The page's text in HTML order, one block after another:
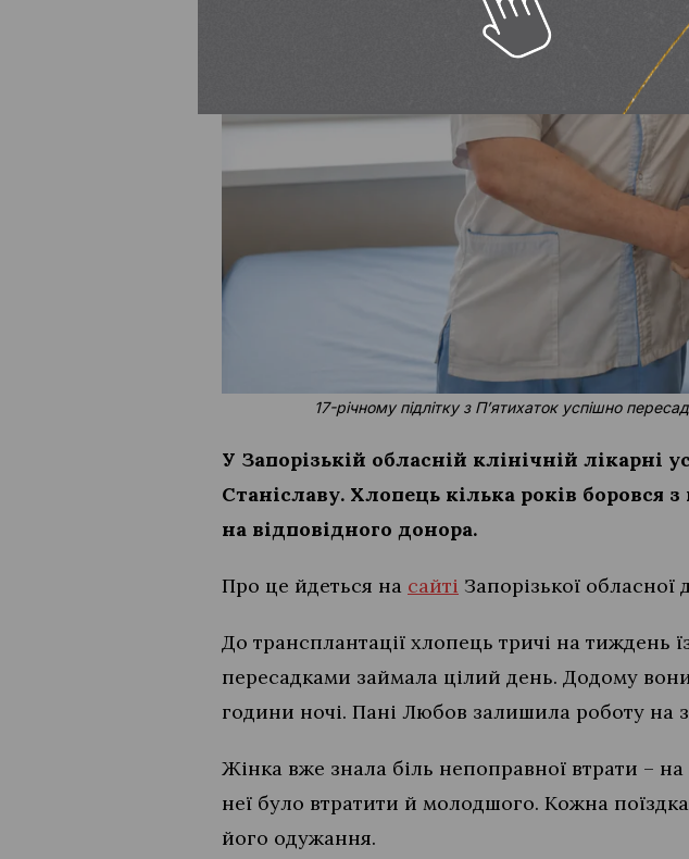
17-річному підлітку з Пʼятихаток успішно
У Запорізькій обласній клінічній
Станіславу. Хлопець кілька років боровся
на відповідного донора.
Про це йдеться на сайті Запорізької обласної
До трансплантації хлопець тричі на тиждень
пересадками займала цілий день. Додому
години ночі. Пані Любов залишила роботу на
Жінка вже знала біль непоправної втрати –
неї було втратити й молодшого. Кожна
його одужання.